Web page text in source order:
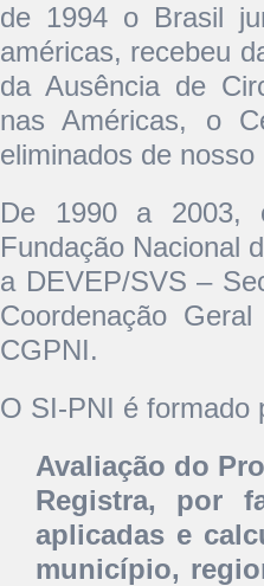
de 1994 o Brasil
américas, recebeu
da Ausência de
nas Américas, o
eliminados de
De 1990 a 2003,
Fundação Nacional
a DEVEP/SVS –
Coordenação
CGPNI.
O SI-PNI é formado
Avaliação do
Registra, por
aplicadas e
município,